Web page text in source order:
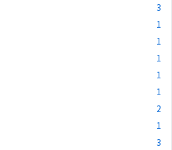
3
1
1
1
1
1
2
1
3